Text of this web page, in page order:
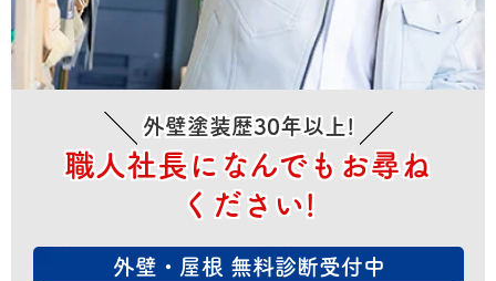
外壁塗装歴30年以上!
職人社長になんでもお尋ね
ください!
外壁・屋根 無料診断受付中